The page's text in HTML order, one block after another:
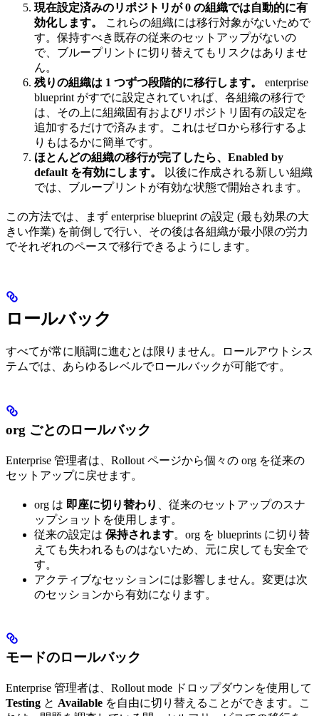
現在設定済みのリポジトリが 0 の組織では自動的に有
効化します。
これらの組織には移行対象がないためで
す。保持すべき既存の従来のセットアップがないの
で、ブループリントに切り替えてもリスクはありませ
ん。
残りの組織は 1 つずつ段階的に移行します。
enterprise
blueprint がすでに設定されていれば、各組織の移行で
は、その上に組織固有およびリポジトリ固有の設定を
追加するだけで済みます。これはゼロから移行するよ
りもはるかに簡単です。
ほとんどの組織の移行が完了したら、Enabled by
default を有効にします。
以後に作成される新しい組織
では、ブループリントが有効な状態で開始されます。
この方法では、まず enterprise blueprint の設定 (最も効果の大
きい作業) を前倒しで行い、その後は各組織が最小限の労力
でそれぞれのペースで移行できるようにします。
ロールバック
すべてが常に順調に進むとは限りません。ロールアウトシス
テムでは、あらゆるレベルでロールバックが可能です。
org ごとのロールバック
Enterprise 管理者は、Rollout ページから個々の org を従来の
セットアップに戻せます。
org は 即座に切り替わり 、従来のセットアップのスナ
ップショットを使用します。
従来の設定は 保持されます。org を blueprints に切り替
えても失われるものはないため、元に戻しても安全で
す。
アクティブなセッションには影響しません。変更は次
のセッションから有効になります。
モードのロールバック
Enterprise 管理者は、Rollout mode ドロップダウンを使用して
Testing と Available を自由に切り替えることができます。こ